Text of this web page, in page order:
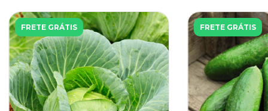
FRETE GRÁTIS FRETE GRÁTIS